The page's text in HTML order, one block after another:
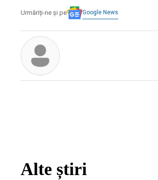
Urmăriți-ne și pe Google News
Alte știri